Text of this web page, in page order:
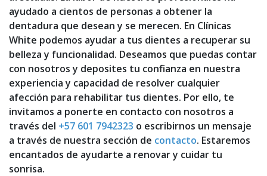
ayudado a cientos de personas a obtener la
dentadura que desean y se merecen. En Clínicas
White podemos ayudar a tus dientes a recuperar su
belleza y funcionalidad. Deseamos que puedas contar
con nosotros y deposites tu confianza en nuestra
experiencia y capacidad de resolver cualquier
afección para rehabilitar tus dientes. Por ello, te
invitamos a ponerte en contacto con nosotros a
través del +57 601 7942323 o escribirnos un mensaje
a través de nuestra sección de contacto. Estaremos
encantados de ayudarte a renovar y cuidar tu
sonrisa.